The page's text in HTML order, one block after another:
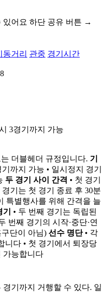
있어요 하단 공유 버튼 →
동거리 관중 경기시간
3경기까지 가능
더블헤더 규정입니다. 기
까지 가능 • 일시정지 경기
두 경기 사이 간격 • 첫 경기
기는 첫 경기 종료 후 30분
특별행사를 위해 간격을 늘
• 두 번째 경기는 독립된
번째 경기의 시작·중단·연
단이 아님) 선수 명단• 각
니다 • 첫 경기에서 퇴장당
가능합니다
기까지 거행할 수 있다. 일